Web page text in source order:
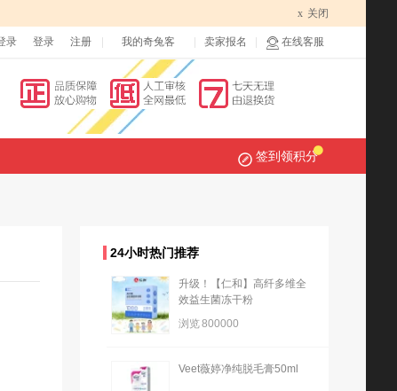
x 关闭
录 登录 注册 我的奇兔客 卖家报名 在线客服
签到领积分
24小时热门推荐
升级！【仁和】高纤多维全
效益生菌冻干粉
浏览800000
Veet薇婷净纯脱毛膏50ml